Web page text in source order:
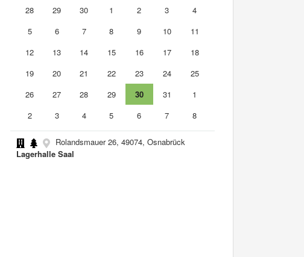
28
29 30 1 2 3
4
5
6 7 8 9 10
11
12
13 14 15 16 17
18
19
20 21 22 23 24
25
26
27 28 29 30 31
1
2
3 4 5 6 7 8
Rolandsmauer 26, 49074, Osnabrück
Lagerhalle Saal